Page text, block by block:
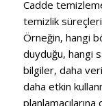
Cadde
temizlik
Örneğin, hangi
duyduğu, hangi
bilgiler, daha
daha etkin